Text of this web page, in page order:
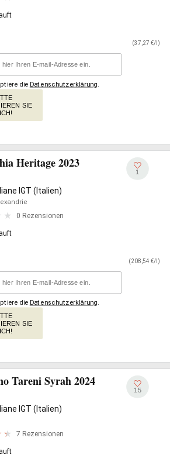
(37,27 €/l)
die Datenschutzerklärung
SIE
Heritage 2023
IGT (Italien)
0 Rezensionen
1
(208,54 €/l)
die Datenschutzerklärung
SIE
Tareni Syrah 2024
IGT (Italien)
7 Rezensionen
15